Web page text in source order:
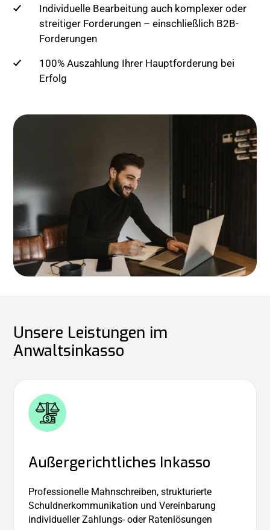
Individuelle Bearbeitung auch komplexer oder
streitiger Forderungen – einschließlich B2B-
Forderungen
100% Auszahlung Ihrer Hauptforderung bei
Erfolg
Unsere Leistungen im
Anwaltsinkasso
Außer­gerichtliches Inkasso
Professionelle Mahnschreiben, strukturierte
Schuldnerkommunikation und Vereinbarung
individueller Zahlungs- oder Ratenlösungen